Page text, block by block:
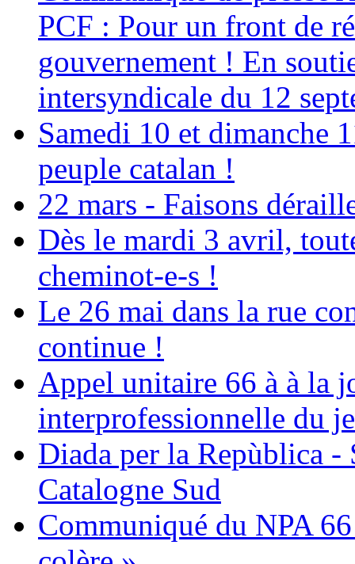
PCF : Pour un front de
gouvernement ! En
intersyndicale du 12
Samedi 10 et dimanche
peuple catalan !
22 mars - Faisons
Dès le mardi 3 avril,
cheminot-e-s !
Le 26 mai dans la rue
continue !
Appel unitaire 66 à à la
interprofessionnelle du
Diada per la Repùblica -
Catalogne Sud
Communiqué du NPA